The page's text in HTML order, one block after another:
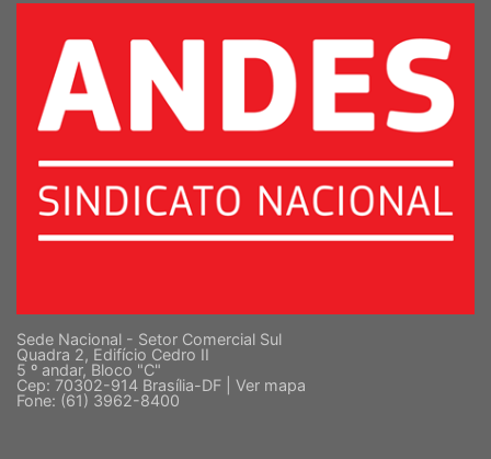
Sede Nacional - Setor Comercial Sul
Quadra 2, Edifício Cedro II
5 º andar, Bloco "C"
Cep: 70302-914 Brasília-DF | Ver mapa
Fone: (61) 3962-8400